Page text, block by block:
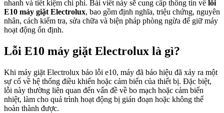
nhanh và tiết kiệm chi phí. Bài viết này sẽ cung cấp thông tin về lỗi
E10 máy giặt Electrolux, bao gồm định nghĩa, triệu chứng, nguyên
nhân, cách kiểm tra, sửa chữa và biện pháp phòng ngừa để giữ máy
hoạt động ổn định.
Lỗi E10 máy giặt Electrolux là gì?
Khi máy giặt Electrolux báo lỗi e10, máy đã báo hiệu đã xảy ra một
sự cố về hệ thống điều khiển hoặc cảm biến của thiết bị. Đặc biệt,
lỗi này thường liên quan đến vấn đề về bo mạch hoặc cảm biến
nhiệt, làm cho quá trình hoạt động bị gián đoạn hoặc không thể
hoàn thành được.